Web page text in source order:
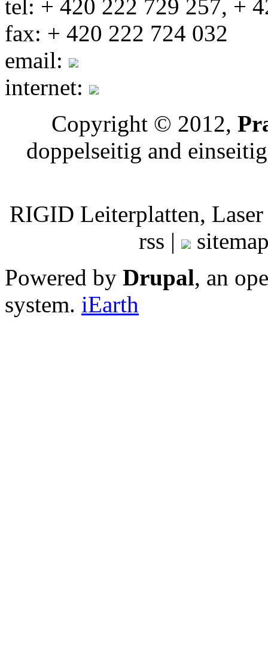
tel: + 420 222 729 257, +
fax: + 420 222 724 032
email:
internet:
Copyright © 2012,
doppelseitig and
RIGID Leiterplatten,
rss |
Powered by Drupal, an
system. iEarth